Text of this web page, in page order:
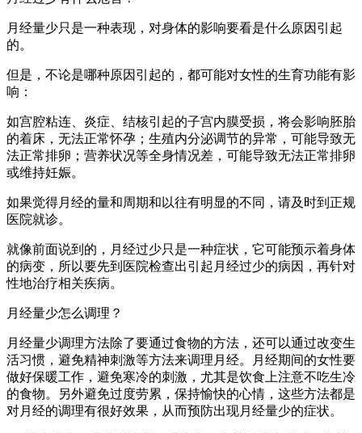
月经量少只是一种表现，对身体的影响要看是什么原因引起
的。
但是，不论是哪种原因引起的，都可能对女性的生育功能有影
响：
如宫腔粘连、炎症、结核引起的子宫内膜受损，将会影响胚胎
的着床，无法正常怀孕；生殖内分泌调节的异常，可能导致无
法正常排卵；营养状况等全身情况差，可能导致无法正常排卵
或维持妊娠。
如果觉得月经的量和周期和以往有明显的不同，请及时到正规
医院就诊。
就像前面说到的，月经过少只是一种症状，它可能预示着身体
的病变，所以要先到医院检查出引起月经过少的病因，再针对
性地治疗相关疾病。
月经量少怎么调理？
月经量少调理方法除了要通过食物的方法，还可以通过改变生
活习惯，避免精神刺激等方法来调理月经。月经期间的女性要
做好保暖工作，避免寒冷的刺激，尤其是饮食上注意不吃生冷
的食物。另外避免过度劳累，保持愉快的心情，这些方法都是
对月经的调理有很好效果，从而预防出现月经量少的症状。